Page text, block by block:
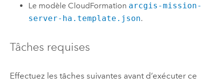
Le modèle CloudFormation arcgis-mission-
server-ha.template.json.
Tâches requises
Effectuez les tâches suivantes avant d’exécuter ce